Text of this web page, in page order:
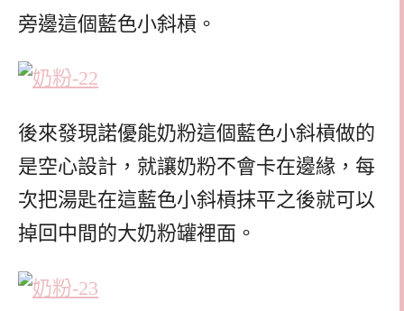
旁邊這個藍色小斜槓。
後來發現諾優能奶粉這個藍色小斜槓做的
是空心設計，就讓奶粉不會卡在邊緣，每
次把湯匙在這藍色小斜槓抹平之後就可以
掉回中間的大奶粉罐裡面。